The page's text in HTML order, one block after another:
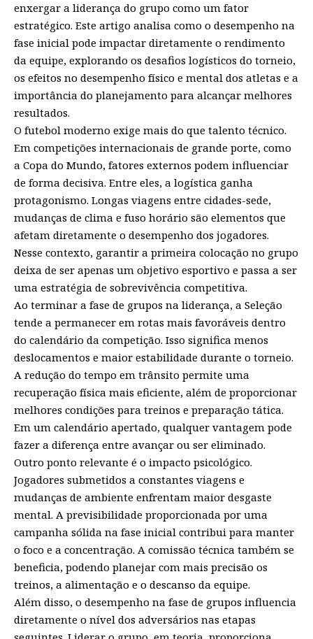
enxergar a liderança do grupo como um fator
estratégico. Este artigo analisa como o desempenho na
fase inicial pode impactar diretamente o rendimento
da equipe, explorando os desafios logísticos do torneio,
os efeitos no desempenho físico e mental dos atletas e a
importância do planejamento para alcançar melhores
resultados.
O futebol moderno exige mais do que talento técnico.
Em competições internacionais de grande porte, como
a Copa do Mundo, fatores externos podem influenciar
de forma decisiva. Entre eles, a logística ganha
protagonismo. Longas viagens entre cidades-sede,
mudanças de clima e fuso horário são elementos que
afetam diretamente o desempenho dos jogadores.
Nesse contexto, garantir a primeira colocação no grupo
deixa de ser apenas um objetivo esportivo e passa a ser
uma estratégia de sobrevivência competitiva.
Ao terminar a fase de grupos na liderança, a Seleção
tende a permanecer em rotas mais favoráveis dentro
do calendário da competição. Isso significa menos
deslocamentos e maior estabilidade durante o torneio.
A redução do tempo em trânsito permite uma
recuperação física mais eficiente, além de proporcionar
melhores condições para treinos e preparação tática.
Em um calendário apertado, qualquer vantagem pode
fazer a diferença entre avançar ou ser eliminado.
Outro ponto relevante é o impacto psicológico.
Jogadores submetidos a constantes viagens e
mudanças de ambiente enfrentam maior desgaste
mental. A previsibilidade proporcionada por uma
campanha sólida na fase inicial contribui para manter
o foco e a concentração. A comissão técnica também se
beneficia, podendo planejar com mais precisão os
treinos, a alimentação e o descanso da equipe.
Além disso, o desempenho na fase de grupos influencia
diretamente o nível dos adversários nas etapas